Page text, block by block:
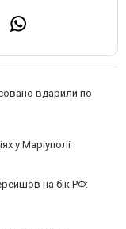
вдарили по
у Маріуполі
на бік РФ: